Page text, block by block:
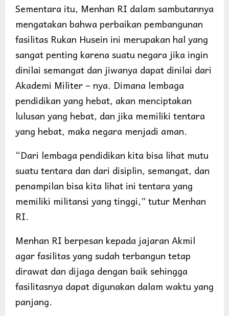
Sementara itu, Menhan RI dalam sambutannya
mengatakan bahwa perbaikan pembangunan
fasilitas Rukan Husein ini merupakan hal yang
sangat penting karena suatu negara jika ingin
dinilai semangat dan jiwanya dapat dinilai dari
Akademi Militer – nya. Dimana lembaga
pendidikan yang hebat, akan menciptakan
lulusan yang hebat, dan jika memiliki tentara
yang hebat, maka negara menjadi aman.
“Dari lembaga pendidikan kita bisa lihat mutu
suatu tentara dan dari disiplin, semangat, dan
penampilan bisa kita lihat ini tentara yang
memiliki militansi yang tinggi,” tutur Menhan
RI.
Menhan RI berpesan kepada jajaran Akmil
agar fasilitas yang sudah terbangun tetap
dirawat dan dijaga dengan baik sehingga
fasilitasnya dapat digunakan dalam waktu yang
panjang.